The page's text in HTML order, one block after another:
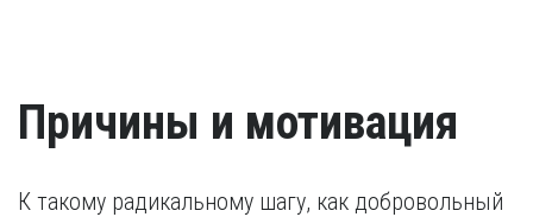
Причины и мотивация
К такому радикальному шагу, как добровольный